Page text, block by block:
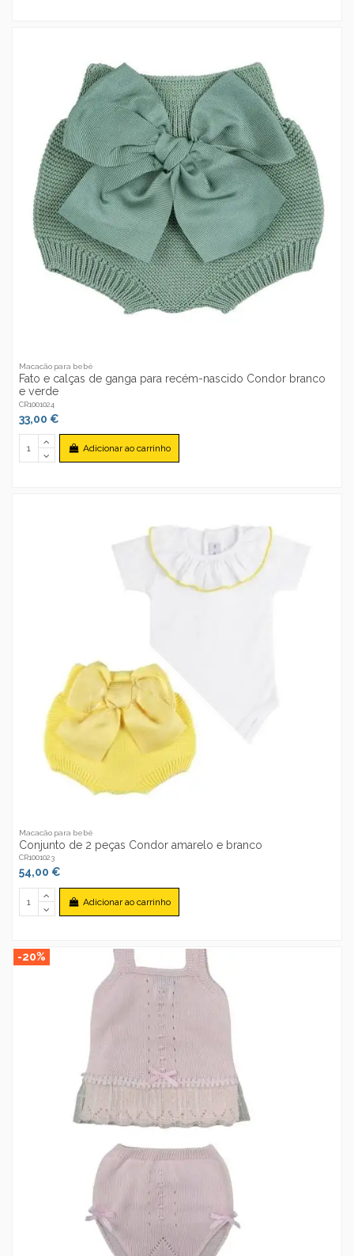
Macacão para bebé
Fato e calças de ganga para recém-nascido Condor branco
e verde
CR1001024
33,00 €
Adicionar ao carrinho
Macacão para bebé
Conjunto de 2 peças Condor amarelo e branco
CR1001023
54,00 €
Adicionar ao carrinho
-20%